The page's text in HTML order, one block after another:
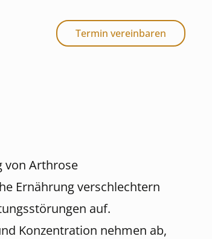
Termin vereinbaren
von Arthrose
Ernährung verschlechtern
auf.
Konzentration nehmen ab,